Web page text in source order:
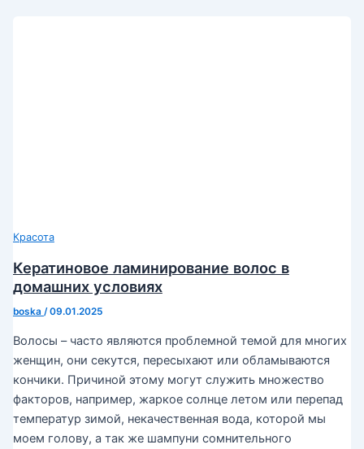
Красота
Кератиновое ламинирование волос в
домашних условиях
boska /09.01.2025
Волосы – часто являются проблемной темой для многих
женщин, они секутся, пересыхают или обламываются
кончики. Причиной этому могут служить множество
факторов, например, жаркое солнце летом или перепад
температур зимой, некачественная вода, которой мы
моем голову, а так же шампуни сомнительного